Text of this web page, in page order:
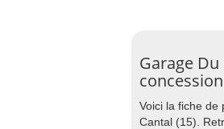
Garage Du
Voici la fiche de
Cantal (15).